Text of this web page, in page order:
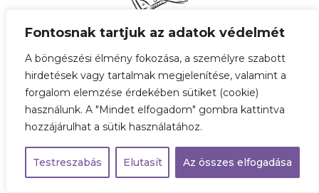
Fontosnak tartjuk az adatok védelmét
A böngészési élmény fokozása, a személyre szabott
hirdetések vagy tartalmak megjelenítése, valamint a
forgalom elemzése érdekében sütiket (cookie)
használunk. A "Mindet elfogadom" gombra kattintva
hozzájárulhat a sütik használatához.
Testreszabás Elutasít Az összes elfogadása
6 db betűs kártya